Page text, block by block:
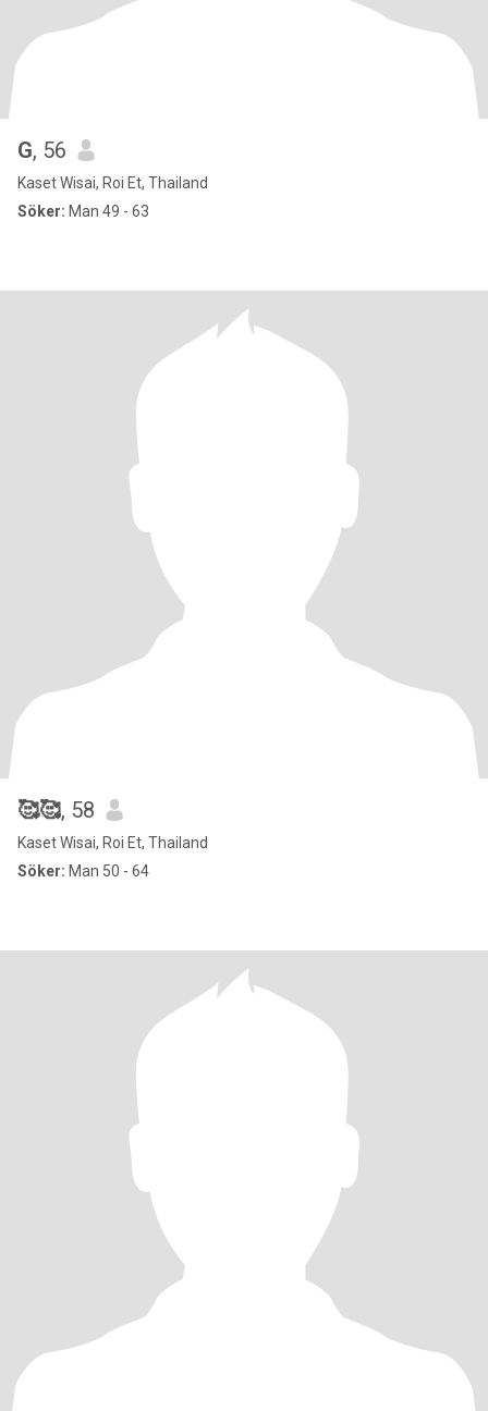
G, 56
Kaset Wisai, Roi Et, Thailand
Söker: Man 49 - 63
🥰🥰, 58
Kaset Wisai, Roi Et, Thailand
Söker: Man 50 - 64